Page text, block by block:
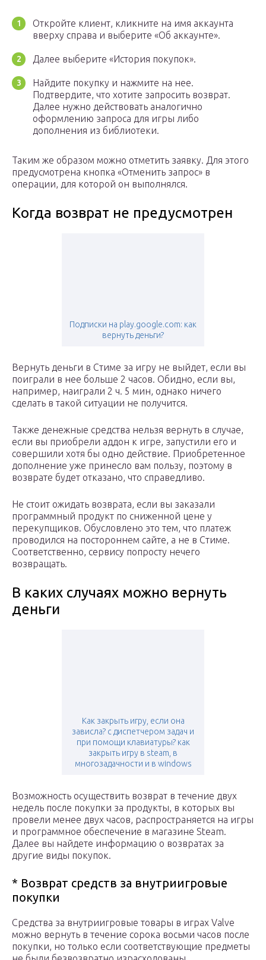
Откройте клиент, кликните на имя аккаунта
вверху справа и выберите «Об аккаунте».
Далее выберите «История покупок».
Найдите покупку и нажмите на нее.
Подтвердите, что хотите запросить возврат.
Далее нужно действовать аналогично
оформлению запроса для игры либо
дополнения из библиотеки.
Таким же образом можно отметить заявку. Для этого
предусмотрена кнопка «Отменить запрос» в
операции, для которой он выполнялся.
Когда возврат не предусмотрен
Подписки на play.google.com: как
вернуть деньги?
Вернуть деньги в Стиме за игру не выйдет, если вы
поиграли в нее больше 2 часов. Обидно, если вы,
например, наиграли 2 ч. 5 мин, однако ничего
сделать в такой ситуации не получится.
Также денежные средства нельзя вернуть в случае,
если вы приобрели аддон к игре, запустили его и
совершили хотя бы одно действие. Приобретенное
дополнение уже принесло вам пользу, поэтому в
возврате будет отказано, что справедливо.
Не стоит ожидать возврата, если вы заказали
программный продукт по сниженной цене у
перекупщиков. Обусловлено это тем, что платеж
проводился на постороннем сайте, а не в Стиме.
Соответственно, сервису попросту нечего
возвращать.
В каких случаях можно вернуть
деньги
Как закрыть игру, если она
зависла? с диспетчером задач и
при помощи клавиатуры? как
закрыть игру в steam, в
многозадачности и в windows
Возможность осуществить возврат в течение двух
недель после покупки за продукты, в которых вы
провели менее двух часов, распространяется на игры
и программное обеспечение в магазине Steam.
Далее вы найдете информацию о возвратах за
другие виды покупок.
* Возврат средств за внутриигровые
покупки
Средства за внутриигровые товары в играх Valve
можно вернуть в течение сорока восьми часов после
покупки, но только если соответствующие предметы